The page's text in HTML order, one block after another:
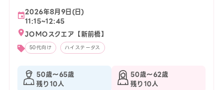
2026年8月9日(日)
11:15~12:45
JOMOスクエア【新前橋】
50代向け ハイステータス
50歳〜65歳
残り10人
50歳〜62歳
残り10人